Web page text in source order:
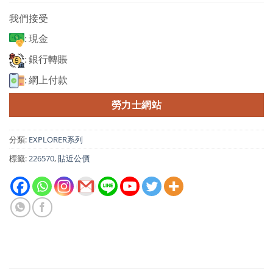
我們接受
: 現金
: 銀行轉賬
: 網上付款
勞力士網站
分類: EXPLORER系列
標籤:226570, 貼近公價